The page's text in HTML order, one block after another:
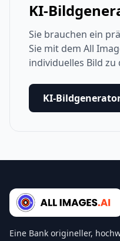
KI-
Sie brauchen ein
Sie mit dem All
individuelles Bild zu
KI-
Eine Bank origineller,